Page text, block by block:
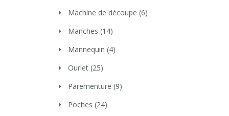
Machine de découpe (6)
Manches (14)
Mannequin (4)
Ourlet (25)
Parementure (9)
Poches (24)